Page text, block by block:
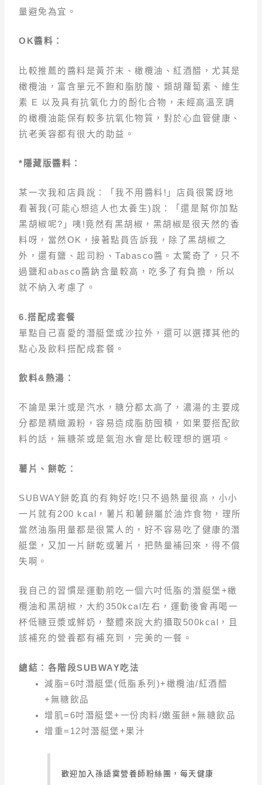
量避免為宜。
OK醬料：
比較推薦的醬料是黃芥末、橄欖油、紅酒醋，尤其是
橄欖油，富含單元不飽和脂肪酸、類胡蘿蔔素、維生
素 E 以及具有抗氧化力的酚化合物，未經高溫烹調
的橄欖油能保有較多抗氧化物質，對於心血管健康、
抗老美容都有很大的助益。
*隱藏版醬料：
某一次我和店員說：「我不用醬料!」店員很驚訝地
看著我(可能心想這人也太養生)說：「還是幫你加點
黑胡椒呢?」咦!竟然有黑胡椒，黑胡椒是很天然的香
料呀，當然OK，接著點員告訴我，除了黑胡椒之
外，還有鹽、起司粉、Tabasco醬。太驚奇了，只不
過鹽和abasco醬鈉含量較高，吃多了有負擔，所以
就不納入考慮了。
6.搭配成套餐
單點自己喜愛的潛艇堡或沙拉外，還可以選擇其他的
點心及飲料搭配成套餐。
飲料&熱湯：
不論是果汁或是汽水，糖分都太高了，濃湯的主要成
分都是精緻澱粉，容易造成脂肪囤積，如果要搭配飲
料的話，無糖茶或是氣泡水會是比較理想的選項。
薯片、餅乾：
SUBWAY餅乾真的有夠好吃!只不過熱量很高，小小
一片就有200 kcal，薯片和薯餅屬於油炸食物，理所
當然油脂用量都是很驚人的，好不容易吃了健康的潛
艇堡，又加一片餅乾或薯片，把熱量補回來，得不償
失啊。
我自己的習慣是運動前吃一個六吋低脂的潛艇堡+橄
欖油和黑胡椒，大約350kcal左右，運動後會再喝一
杯低糖豆漿或鮮奶，整體來說大約攝取500kcal，且
該補充的營養都有補充到，完美的一餐。
總結 ： 各階段SUBWAY吃法
減脂=6吋潛艇堡(低脂系列)+橄欖油/紅酒醋
+無糖飲品
增肌=6吋潛艇堡+一份肉料/嫩蛋餅+無糖飲品
增重=12吋潛艇堡+果汁
歡迎加入孫語霙營養師粉絲團，每天健康